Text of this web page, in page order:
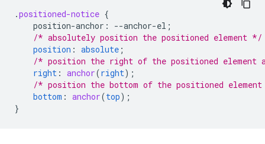
.positioned-notice {
position-anchor : --anchor-el ;
/* absolutely position the positioned element */
position : absolute ;
/* position the right of the positioned element
right : anchor(right);
/* position the bottom of the positioned
bottom : anchor(top);
}